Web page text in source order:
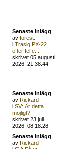
Senaste inlägg
avforest.
iTrasig PX-22
efter fel e...
skrivet 05 augusti
2026, 21:38:44
Senaste inlägg
avRickard
iSV: Är detta
möjligt?
skrivet 23 juli
2026, 08:18:28
Senaste inlägg
avRickard